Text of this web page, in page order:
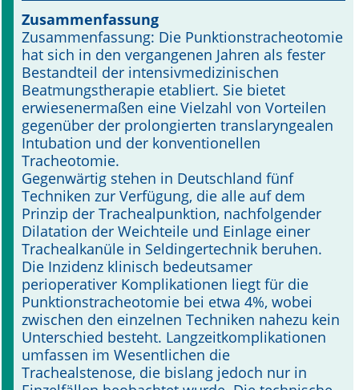
Supplements OrphanAnesthesia
Online First
A&I English
Mediadaten
Autoren-Service
Bestell-Service
Stellenmarkt
Kongresskalender
Zusammenfassung
Zusammenfassung: Die Punktionstracheotomie
hat sich in den vergangenen Jahren als fester
Bestandteil der intensivmedizinischen
Beatmungstherapie etabliert. Sie bietet
erwiesenermaßen eine Vielzahl von Vorteilen
gegenüber der prolongierten translaryngealen
Intubation und der konventionellen
Tracheotomie.
Gegenwärtig stehen in Deutschland fünf
Techniken zur Verfügung, die alle auf dem
Prinzip der Trachealpunktion, nachfolgender
Dilatation der Weichteile und Einlage einer
Trachealkanüle in Seldingertechnik beruhen.
Die Inzidenz klinisch bedeutsamer
perioperativer Komplikationen liegt für die
Punktionstracheotomie bei etwa 4%, wobei
zwischen den einzelnen Techniken nahezu kein
Unterschied besteht. Langzeitkomplikationen
umfassen im Wesentlichen die
Trachealstenose, die bislang jedoch nur in